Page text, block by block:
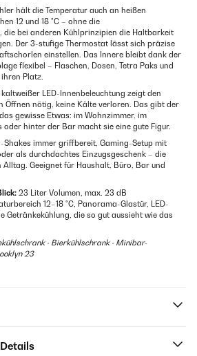
hält die Temperatur auch an heißen
12 und 18 °C – ohne die
die bei anderen Kühlprinzipien die Haltbarkeit
Der 3-stufige Thermostat lässt sich präzise
einstellen. Das Innere bleibt dank der
flexibel – Flaschen, Dosen, Tetra Paks und
Platz.
LED-Innenbeleuchtung zeigt den
Öffnen nötig, keine Kälte verloren. Das gibt der
gewisse Etwas: im Wohnzimmer, im
oder hinter der Bar macht sie eine gute Figur.
Shakes immer griffbereit, Gaming-Setup mit
als durchdachtes Einzugsgeschenk – die
Geeignet für Haushalt, Büro, Bar und
23 Liter Volumen, max. 23 dB
12–18 °C, Panorama-Glastür, LED-
Getränkekühlung, die so gut aussieht wie das
· Bierkühlschrank · Minibar-
23